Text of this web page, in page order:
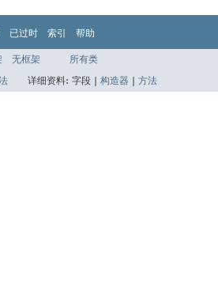
已过时 索引 帮助
无框架
所有类
详细资料: 字段 | 构造器 方法